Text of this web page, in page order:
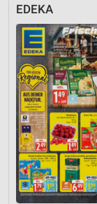
EDEKA